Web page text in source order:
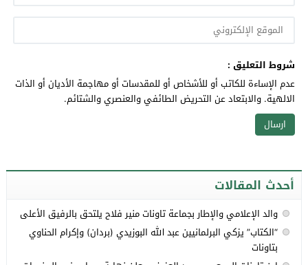
شروط التعليق :
عدم الإساءة للكاتب أو للأشخاص أو للمقدسات أو مهاجمة الأديان أو الذات
الالهية. والابتعاد عن التحريض الطائفي والعنصري والشتائم.
أحدث المقالات
والد الإعلامي والإطار بجماعة تاونات منير فلاح يلتحق بالرفيق الأعلى
“الكتاب” يزكي البرلمانيين عبد الله البوزيدي (بردان) وإكرام الحناوي
بتاونات